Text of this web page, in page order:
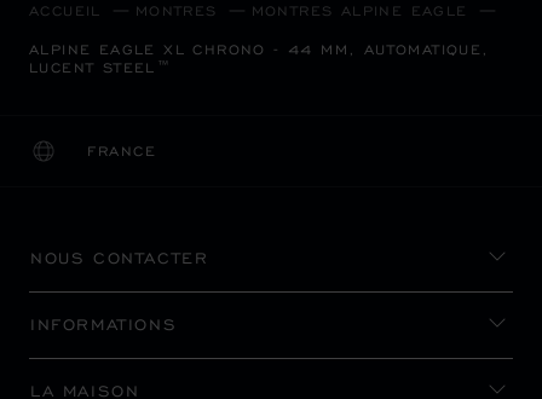
ACCUEIL MONTRES MONTRES ALPINE EAGLE
ALPINE EAGLE XL CHRONO - 44 MM, AUTOMATIQUE,
LUCENT STEEL™
FRANCE
LOCALISATION (CHANGER DE PAYS)
CHANGER DE PAYS
NOUS CONTACTER
INFORMATIONS
LA MAISON